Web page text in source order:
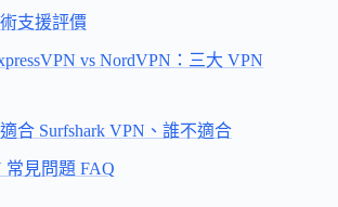
支援評價
vs NordVPN：三大 VPN
合 Surfshark VPN、誰不適合
常見問題 FAQ